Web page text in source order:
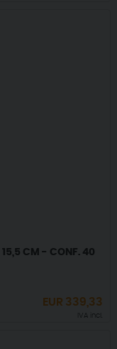
15,5 CM - CONF. 40
EUR 339,33
IVA incl.